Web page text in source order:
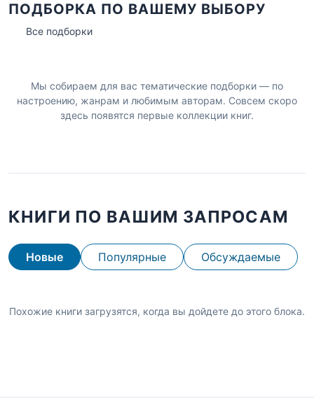
ПОДБОРКА ПО ВАШЕМУ ВЫБОРУ
Все подборки
Мы собираем для вас тематические подборки — по
настроению, жанрам и любимым авторам. Совсем скоро
здесь появятся первые коллекции книг.
КНИГИ ПО ВАШИМ ЗАПРОСАМ
Новые Популярные Обсуждаемые
Похожие книги загрузятся, когда вы дойдете до этого блока.